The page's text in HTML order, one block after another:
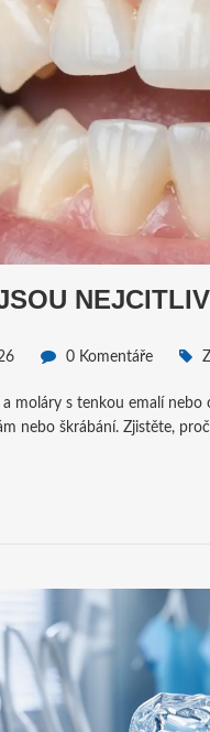
0 Komentáře
moláry s tenkou emalí
nebo škrábání. Zjistěte,